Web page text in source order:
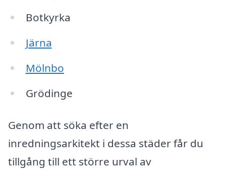
Botkyrka
Järna
Mölnbo
Grödinge
Genom att söka efter en
inredningsarkitekt i dessa städer får du
tillgång till ett större urval av